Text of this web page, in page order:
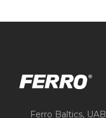
Ferro Baltics, UAB